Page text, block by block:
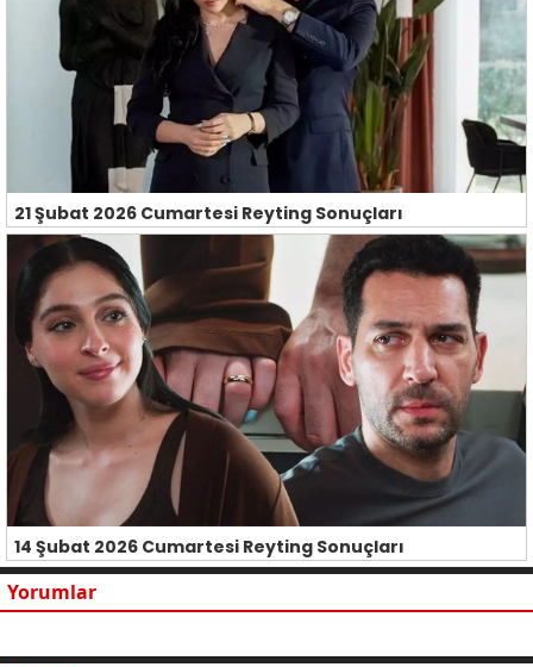
21 Şubat 2026 Cumartesi Reyting Sonuçları
14 Şubat 2026 Cumartesi Reyting Sonuçları
Yorumlar